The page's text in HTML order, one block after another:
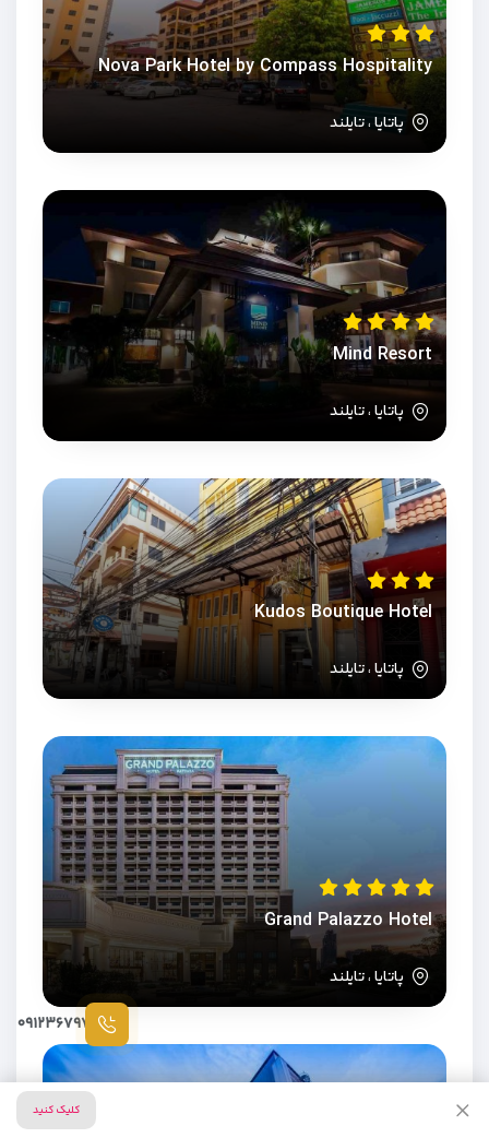
Nova Park Hotel by Compass Hospitality
پاتایا ، تایلند
Mind Resort
پاتایا ، تایلند
Kudos Boutique Hotel
پاتایا ، تایلند
Grand Palazzo Hotel
پاتایا ، تایلند
کلیک کنید
۰۹۱۲۳۶۷۹۷۸۷